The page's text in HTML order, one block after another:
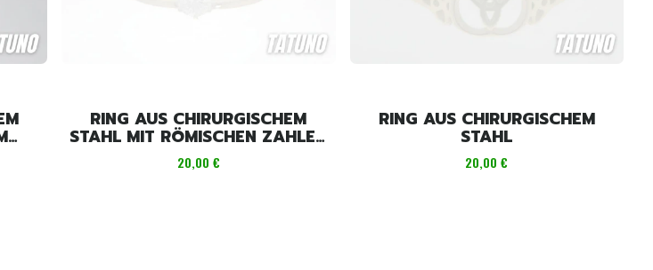
RING AUS CHIRURGISCHEM
STAHL MIT RÖMISCHEN ZAHLEN
UND STEIN
Preis
20,00 €
RING AUS CHIRURGISCHEM
STAHL
Preis
20,00 €